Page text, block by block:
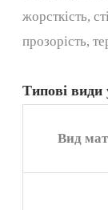
жорсткість,
прозорість,
Типові види
Вид